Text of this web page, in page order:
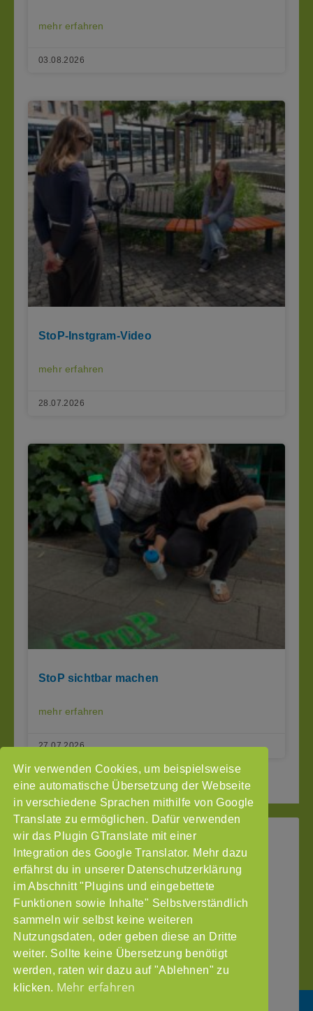
mehr erfahren
03.08.2026
StoP-Instgram-Video
mehr erfahren
28.07.2026
StoP sichtbar machen
mehr erfahren
27.07.2026
« Seite zurück 1 2 3 Seite vor »
Wir verwenden Cookies, um beispielsweise
eine automatische Übersetzung der Webseite
in verschiedene Sprachen mithilfe von Google
Translate zu ermöglichen. Dafür verwenden
wir das Plugin GTranslate mit einer
Integration des Google Translator. Mehr dazu
erfährst du in unserer Datenschutzerklärung
im Abschnitt "Plugins und eingebettete
Funktionen sowie Inhalte" Selbstverständlich
sammeln wir selbst keine weiteren
Nutzungsdaten, oder geben diese an Dritte
weiter. Sollte keine Übersetzung benötigt
werden, raten wir dazu auf "Ablehnen" zu
klicken. Mehr erfahren
StoP
–
Stadtteile
ohne
Partnergewalt
e.V.
Pinnasberg
27
20359
Intranet
Impressum
Datenschutzerklärung
Gefördert
durch